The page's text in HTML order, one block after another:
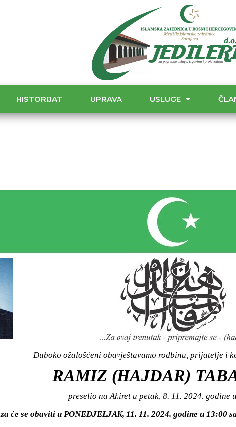
HISTORIJAT UPRAVA USLUGE
Duboko ožalošćeni obavještavamo rodbinu, prijatelje i
RAMIZ (HAJDAR)
preselio na Ahiret u petak, 8. 11. 2024. godine
će se obaviti u PONEDJELJAK, 11. 11. 2024. godine u 13:00